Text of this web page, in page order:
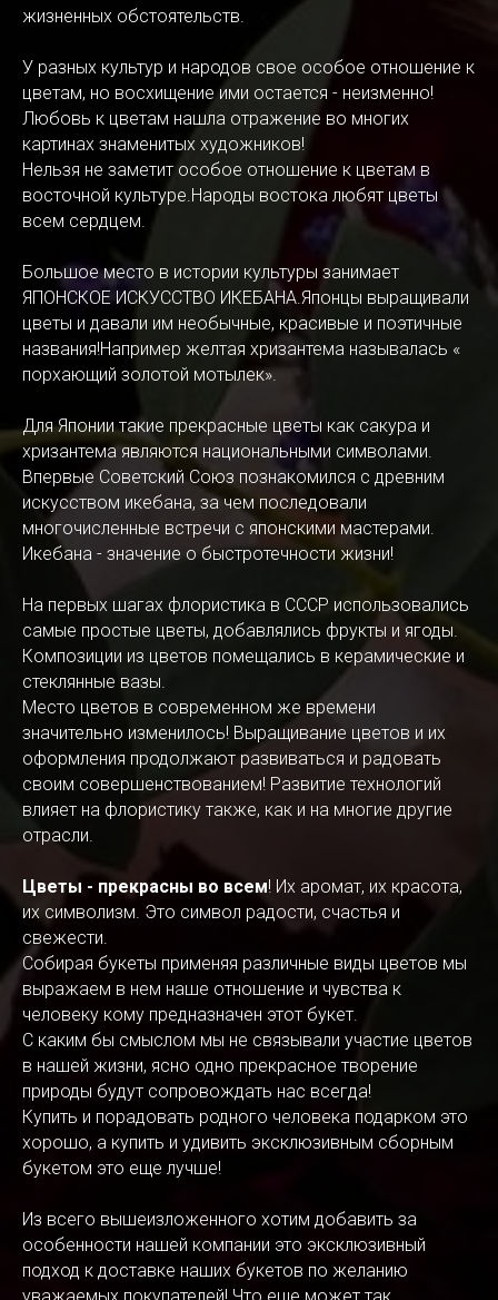
жизненных обстоятельств.
У разных культур и народов свое особое отношение к
цветам, но восхищение ими остается - неизменно!
Любовь к цветам нашла отражение во многих
картинах знаменитых художников!
Нельзя не заметит особое отношение к цветам в
восточной культуре.Народы востока любят цветы
всем сердцем.
Большое место в истории культуры занимает
ЯПОНСКОЕ ИСКУССТВО ИКЕБАНА.Японцы выращивали
цветы и давали им необычные, красивые и поэтичные
названия!Например желтая хризантема называлась «
порхающий золотой мотылек».
Для Японии такие прекрасные цветы как сакура и
хризантема являются национальными символами.
Впервые Советский Союз познакомился с древним
искусством икебана, за чем последовали
многочисленные встречи с японскими мастерами.
Икебана - значение о быстротечности жизни!
На первых шагах флористика в СССР использовались
самые простые цветы, добавлялись фрукты и ягоды.
Композиции из цветов помещались в керамические и
стеклянные вазы.
Место цветов в современном же времени
значительно изменилось! Выращивание цветов и их
оформления продолжают развиваться и радовать
своим совершенствованием! Развитие технологий
влияет на флористику также, как и на многие другие
отрасли.
Цветы - прекрасны во всем! Их аромат, их красота,
их символизм. Это символ радости, счастья и
свежести.
Собирая букеты применяя различные виды цветов мы
выражаем в нем наше отношение и чувства к
человеку кому предназначен этот букет.
С каким бы смыслом мы не связывали участие цветов
в нашей жизни, ясно одно прекрасное творение
природы будут сопровождать нас всегда!
Купить и порадовать родного человека подарком это
хорошо, а купить и удивить эксклюзивным сборным
букетом это еще лучше!
Из всего вышеизложенного хотим добавить за
особенности нашей компании это эксклюзивный
подход к доставке наших букетов по желанию